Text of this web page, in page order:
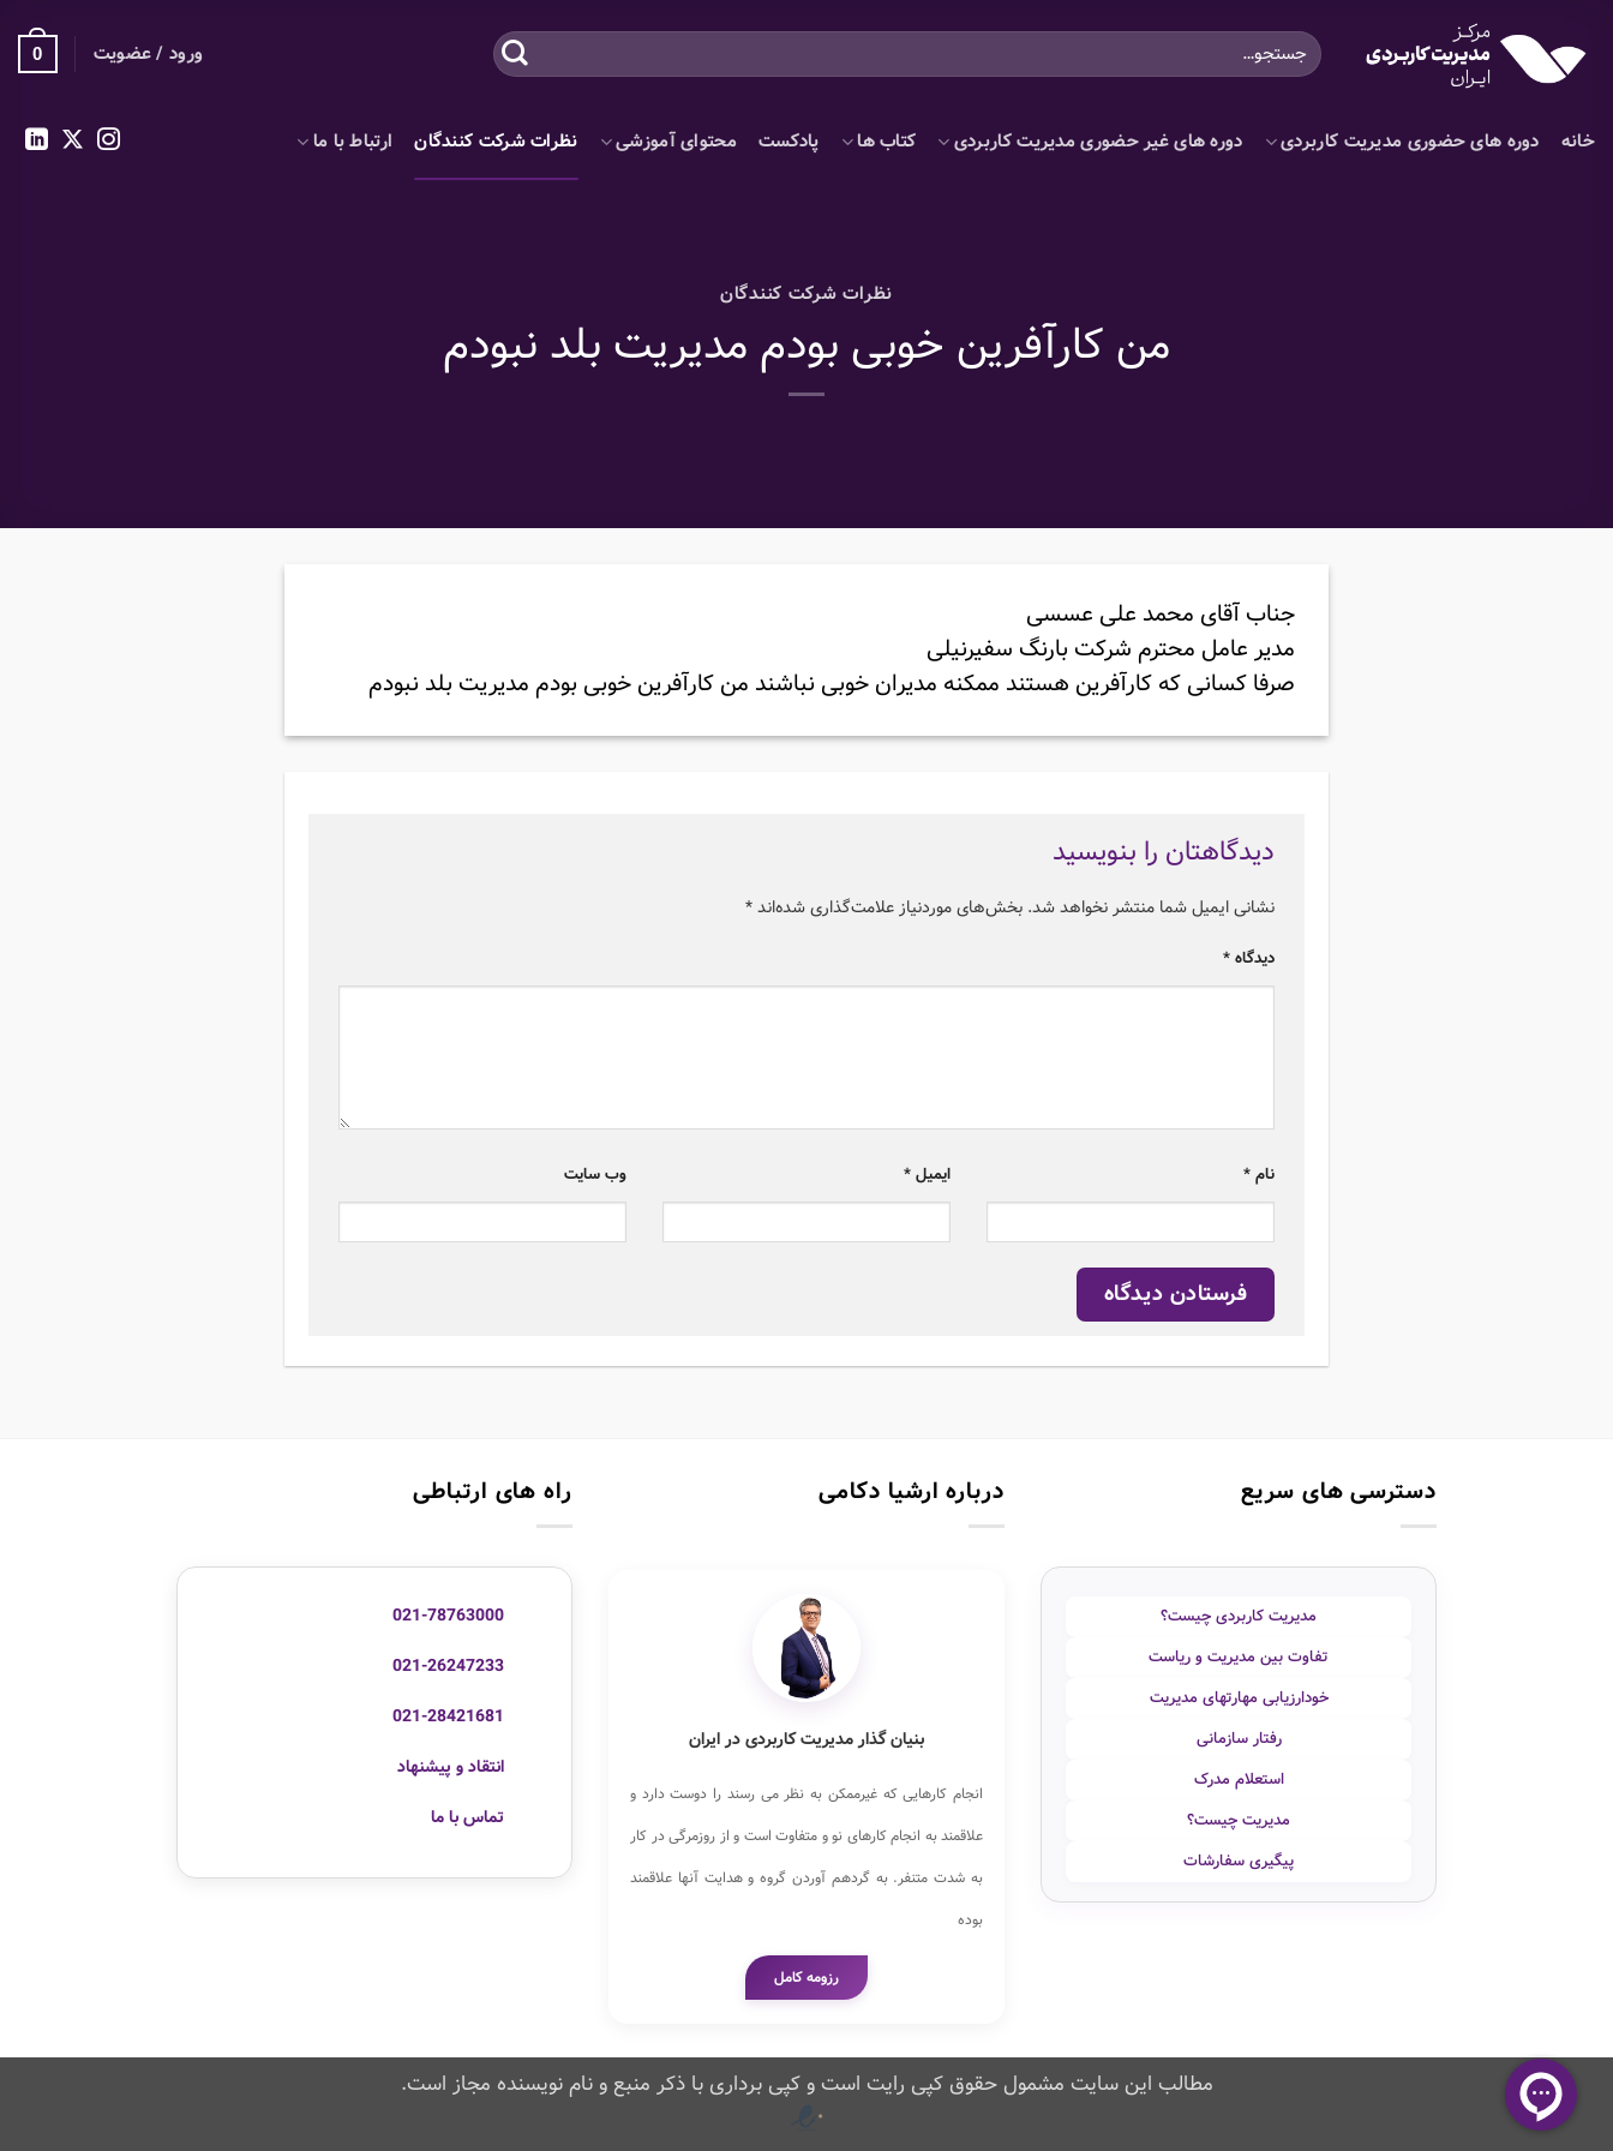
content
جستجو
برای:
ورود / عضویت 0
خانه دوره های حضوری مدیریت کاربردی دوره های غیر حضوری مدیریت کاربردی کتاب ها پادکست محتوای آموزشی نظرات شرکت کنندگان ارتباط با ما
نظرات شرکت کنندگان
من کارآفرین خوبی بودم مدیریت بلد نبودم
جناب آقای محمد علی عسسی
مدیر عامل محترم شرکت بارنگ سفیرنیلی
صرفا کسانی که کارآفرین هستند ممکنه مدیران خوبی نباشند من کارآفرین خوبی بودم مدیریت بلد نبودم
دیدگاهتان را بنویسید
نشانی ایمیل شما منتشر نخواهد شد. بخش‌های موردنیاز علامت‌گذاری شده‌اند*
دیدگاه *
نام * ایمیل * وب‌ سایت
دسترسی های سریع
مدیریت کاربردی چیست؟
تفاوت بین مدیریت و ریاست
خودارزیابی مهارتهای مدیریت
رفتار سازمانی
استعلام مدرک
مدیریت چیست؟
پیگیری سفارشات
درباره ارشیا دکامی
بنیان گذار مدیریت کاربردی در ایران
انجام کارهایی که غیرممکن به نظر می رسند را دوست دارد و
علاقمند به انجام کارهای نو و متفاوت است و از روزمرگی در کار
به شدت متنفر. به گردهم آوردن گروه و هدایت آنها علاقمند
بوده
رزومه کامل
راه های ارتباطی
021-78763000
021-26247233
021-28421681
انتقاد و پیشنهاد
تماس با ما
مطالب این سایت مشمول حقوق کپی رایت است و کپی برداری با ذکر منبع و نام نویسنده مجاز است.